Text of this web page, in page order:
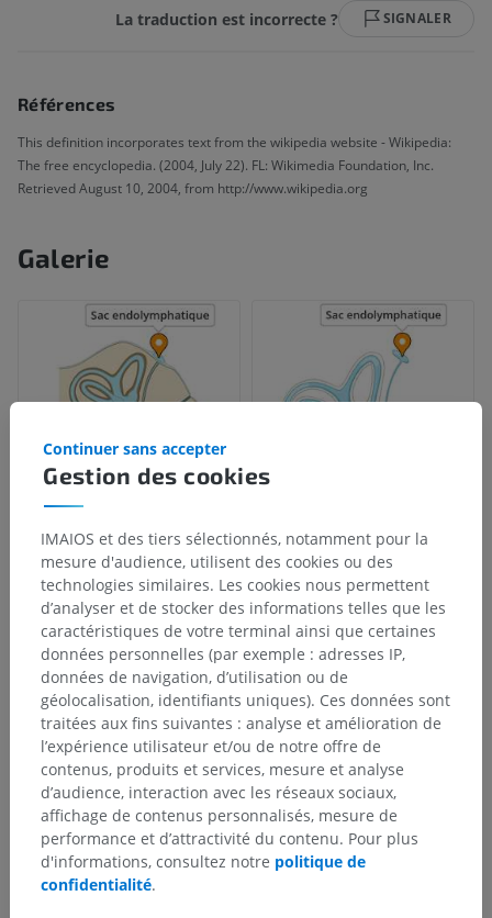
La traduction est incorrecte ? SIGNALER
Références
This definition incorporates text from the wikipedia website - Wikipedia:
The free encyclopedia. (2004, July 22). FL: Wikimedia Foundation, Inc.
Retrieved August 10, 2004, from http://www.wikipedia.org
Galerie
Hiérarchie anatomique
Anatomie humaine 2
Gestion des cookies
Continuer sans accepter
IMAIOS et des tiers sélectionnés, notamment pour la
mesure d'audience, utilisent des cookies ou des
technologies similaires. Les cookies nous permettent
d’analyser et de stocker des informations telles que les
caractéristiques de votre terminal ainsi que certaines
données personnelles (par exemple : adresses IP,
données de navigation, d’utilisation ou de
géolocalisation, identifiants uniques). Ces données sont
traitées aux fins suivantes : analyse et amélioration de
l’expérience utilisateur et/ou de notre offre de
contenus, produits et services, mesure et analyse
d’audience, interaction avec les réseaux sociaux,
affichage de contenus personnalisés, mesure de
performance et d’attractivité du contenu. Pour plus
d'informations, consultez notre politique de
confidentialité.